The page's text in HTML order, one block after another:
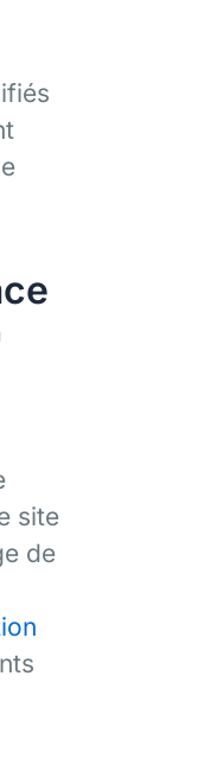
site
de